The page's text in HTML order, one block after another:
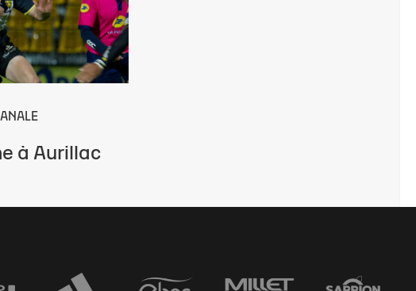
à Aurillac